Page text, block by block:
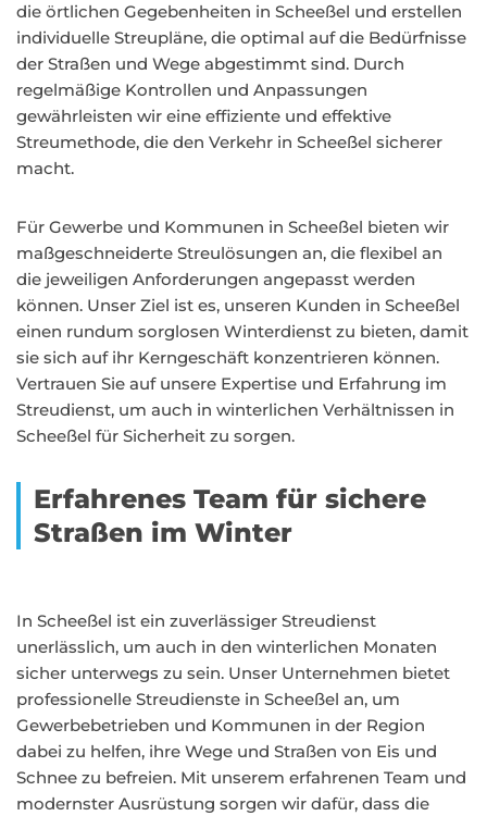
die örtlichen Gegebenheiten in Scheeßel und erstellen
individuelle Streupläne, die optimal auf die Bedürfnisse
der Straßen und Wege abgestimmt sind. Durch
regelmäßige Kontrollen und Anpassungen
gewährleisten wir eine effiziente und effektive
Streumethode, die den Verkehr in Scheeßel sicherer
macht.
Für Gewerbe und Kommunen in Scheeßel bieten wir
maßgeschneiderte Streulösungen an, die flexibel an
die jeweiligen Anforderungen angepasst werden
können. Unser Ziel ist es, unseren Kunden in Scheeßel
einen rundum sorglosen Winterdienst zu bieten, damit
sie sich auf ihr Kerngeschäft konzentrieren können.
Vertrauen Sie auf unsere Expertise und Erfahrung im
Streudienst, um auch in winterlichen Verhältnissen in
Scheeßel für Sicherheit zu sorgen.
Erfahrenes Team für sichere
Straßen im Winter
In Scheeßel ist ein zuverlässiger Streudienst
unerlässlich, um auch in den winterlichen Monaten
sicher unterwegs zu sein. Unser Unternehmen bietet
professionelle Streudienste in Scheeßel an, um
Gewerbebetrieben und Kommunen in der Region
dabei zu helfen, ihre Wege und Straßen von Eis und
Schnee zu befreien. Mit unserem erfahrenen Team und
modernster Ausrüstung sorgen wir dafür, dass die